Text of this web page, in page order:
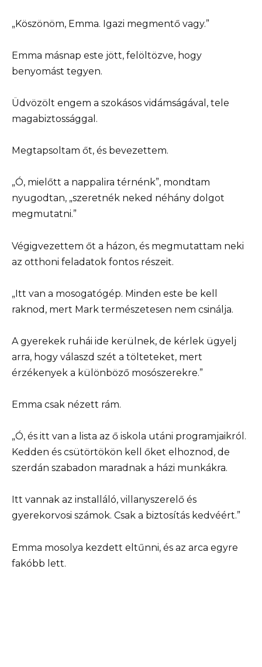
„Köszönöm, Emma. Igazi megmentő vagy.”
Emma másnap este jött, felöltözve, hogy
benyomást tegyen.
Üdvözölt engem a szokásos vidámságával, tele
magabiztossággal.
Megtapsoltam őt, és bevezettem.
„Ó, mielőtt a nappalira térnénk”, mondtam
nyugodtan, „szeretnék neked néhány dolgot
megmutatni.”
Végigvezettem őt a házon, és megmutattam neki
az otthoni feladatok fontos részeit.
„Itt van a mosogatógép. Minden este be kell
raknod, mert Mark természetesen nem csinálja.
A gyerekek ruhái ide kerülnek, de kérlek ügyelj
arra, hogy válaszd szét a tölteteket, mert
érzékenyek a különböző mosószerekre.”
Emma csak nézett rám.
„Ó, és itt van a lista az ő iskola utáni programjaikról.
Kedden és csütörtökön kell őket elhoznod, de
szerdán szabadon maradnak a házi munkákra.
Itt vannak az installáló, villanyszerelő és
gyerekorvosi számok. Csak a biztosítás kedvéért.”
Emma mosolya kezdett eltűnni, és az arca egyre
fakóbb lett.